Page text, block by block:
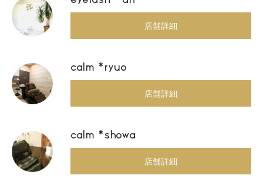
店舗詳細
calm *ryuo
店舗詳細
calm *showa
店舗詳細